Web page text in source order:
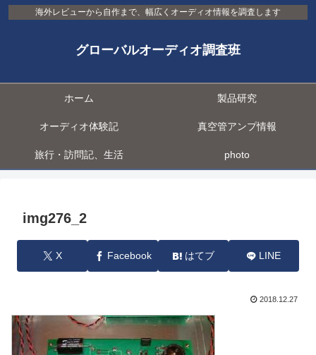
海外レビューから自作まで、幅広くオーディオ情報を調査します
グローバルオーディオ調査班
ホーム 製品研究
オーディオ体験記 真空管アンプ情報
旅行・訪問記、生活 photo
img276_2
X Facebook はてブ LINE
2018.12.27